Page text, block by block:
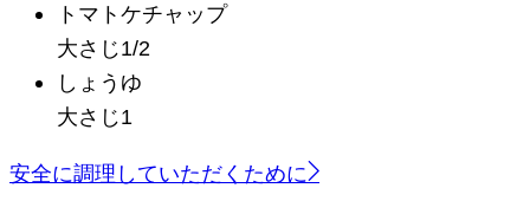
トマトケチャップ
大さじ1/2
しょうゆ
大さじ1
安全に調理していただくために